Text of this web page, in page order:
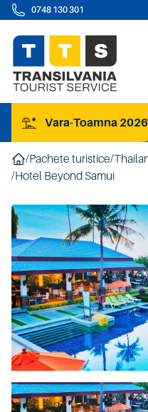
0748 130 301
Vara-Toamna 2026
/Pachete turistice/
/Hotel Beyond Samui